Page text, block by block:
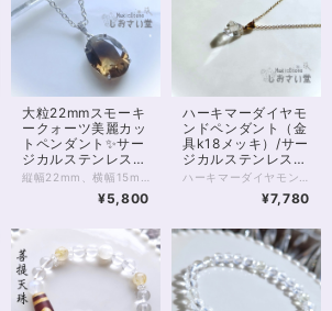
大粒22mmスモーキ
ークォーツ美麗カッ
トペンダント✨サー
ジカルステンレスチ
ェーン50cm・マグ
¥5,800
ハーキマーダイヤモ
ンドペンダント（金
具k18メッキ）/サー
ジカルステンレスチ
ェーン（k18メッ
¥7,780